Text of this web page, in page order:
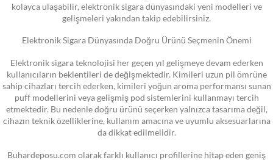
kolayca ulaşabilir, elektronik sigara dünyasındaki yeni modelleri ve
gelişmeleri yakından takip edebilirsiniz.
Elektronik Sigara Dünyasında Doğru Ürünü Seçmenin Önemi
Elektronik sigara teknolojisi her geçen yıl gelişmeye devam ederken
kullanıcıların beklentileri de değişmektedir. Kimileri uzun pil ömrüne
sahip cihazları tercih ederken, kimileri yoğun aroma performansı sunan
puff modellerini veya gelişmiş pod sistemlerini kullanmayı tercih
etmektedir. Bu nedenle doğru ürünü seçerken yalnızca tasarıma değil,
cihazın teknik özelliklerine, kullanım amacına ve uyumlu aksesuarlarına
da dikkat edilmelidir.
Buhardeposu.com olarak farklı kullanıcı profillerine hitap eden geniş